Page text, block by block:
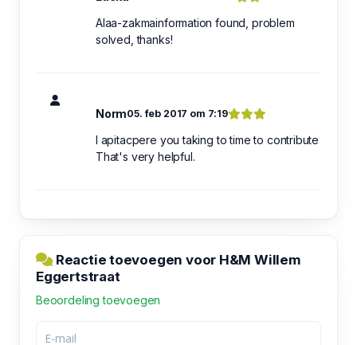
Alaa-zakmainformation found, problem
solved, thanks!
Norm05. feb 2017 om 7:19
I apitacpere you taking to time to contribute
That's very helpful.
Reactie toevoegen voor H&M Willem
Eggertstraat
Beoordeling toevoegen